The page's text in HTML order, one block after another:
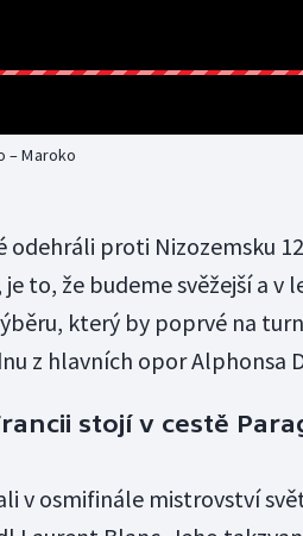
– Maroko
odehráli proti Nizozemsku
to, že budeme svěžejší a v
který by poprvé na
z hlavních opor Alphonsa
stojí v cestě
v osmifinále mistrovství